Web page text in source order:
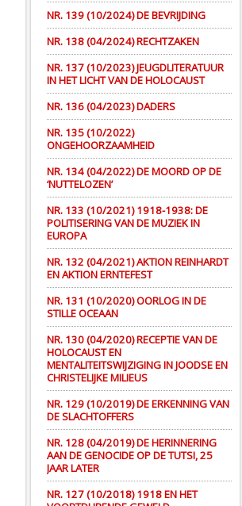
NR. 139 (10/2024) DE BEVRIJDING
NR. 138 (04/2024) RECHTZAKEN
NR. 137 (10/2023) JEUGDLITERATUUR
IN HET LICHT VAN DE HOLOCAUST
NR. 136 (04/2023) DADERS
NR. 135 (10/2022)
ONGEHOORZAAMHEID
NR. 134 (04/2022) DE MOORD OP DE
‘NUTTELOZEN’
NR. 133 (10/2021) 1918-1938: DE
POLITISERING VAN DE MUZIEK IN
EUROPA
NR. 132 (04/2021) AKTION REINHARDT
EN AKTION ERNTEFEST
NR. 131 (10/2020) OORLOG IN DE
STILLE OCEAAN
NR. 130 (04/2020) RECEPTIE VAN DE
HOLOCAUST EN
MENTALITEITSWIJZIGING IN JOODSE EN
CHRISTELIJKE MILIEUS
NR. 129 (10/2019) DE ERKENNING VAN
DE SLACHTOFFERS
NR. 128 (04/2019) DE HERINNERING
AAN DE GENOCIDE OP DE TUTSI, 25
JAAR LATER
NR. 127 (10/2018) 1918 EN HET